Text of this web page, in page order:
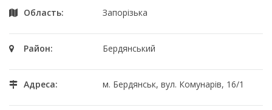
Область: Запорізька
Район: Бердянський
Адреса: м. Бердянськ, вул. Комунарів, 16/1